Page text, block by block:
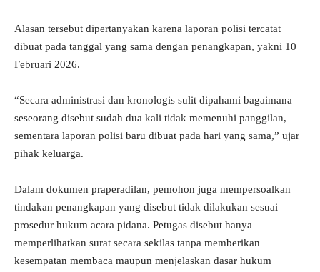
Alasan tersebut dipertanyakan karena laporan polisi tercatat
dibuat pada tanggal yang sama dengan penangkapan, yakni 10
Februari 2026.
“Secara administrasi dan kronologis sulit dipahami bagaimana
seseorang disebut sudah dua kali tidak memenuhi panggilan,
sementara laporan polisi baru dibuat pada hari yang sama,” ujar
pihak keluarga.
Dalam dokumen praperadilan, pemohon juga mempersoalkan
tindakan penangkapan yang disebut tidak dilakukan sesuai
prosedur hukum acara pidana. Petugas disebut hanya
memperlihatkan surat secara sekilas tanpa memberikan
kesempatan membaca maupun menjelaskan dasar hukum